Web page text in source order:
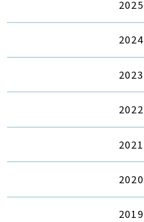
2025
2024
2023
2022
2021
2020
2019